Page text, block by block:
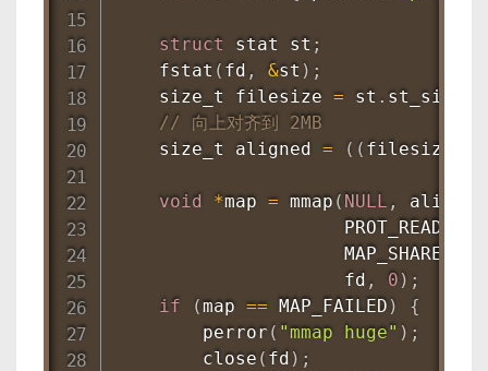
struct stat st ;
fstat ( fd , &st ) ;
    size_t filesize
= st . st_size
// 向上对齐到 2MB
    size_t aligned
= ( ( filesize
void *map = mmap ( NULL , aligned
                     PROT_READ
                     MAP_SHARED
                     fd
, 0 ) ;
if
(map == MAP_FAILED )
{
perror ( "mmap huge" ) ;
close ( fd ) ;